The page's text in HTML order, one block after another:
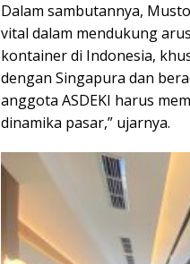
Dalam sambutannya,
vital dalam mendukung
kontainer di Indonesia,
dengan Singapura dan
anggota ASDEKI harus
dinamika pasar,” ujarnya.